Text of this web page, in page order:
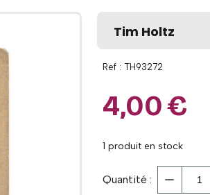
Tim Holtz
Ref : TH93272
4,00€
1 produit en stock
Quantité :